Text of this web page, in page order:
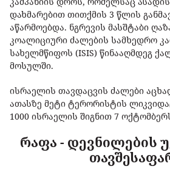
დახმარებით თითქმის 3 წლის
აწარმოებდა. ნგრევის მასშტაბი
კოალიციური ძალების სამხედრო
სახელმწიფოს (ISIS) წინააღმდეგ
მოსულში.
ისრაელის თავდაცვის ძალები
ათასზე მეტი ტერორისტის
1000 ისრაელის შიგნით 7
რაფა - დევნილების